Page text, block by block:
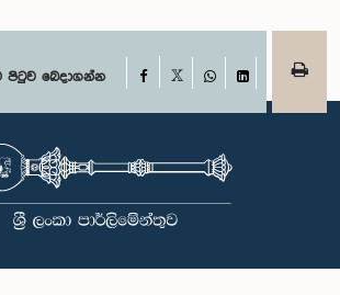
පිටුව බෙදාගන්න Facebook
WhatsAppLinkedIn